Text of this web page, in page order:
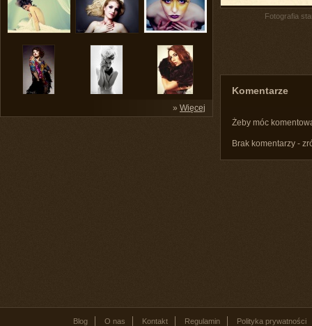
» Więcej
Fotografia
Komentarze
Żeby móc
Brak komentarzy -
Blog O nas Kontakt Regulamin Polityka prywatności